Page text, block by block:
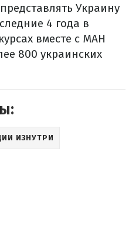
Украину
4 года в
вместе с МАН
800 украинских
ИЗНУТРИ